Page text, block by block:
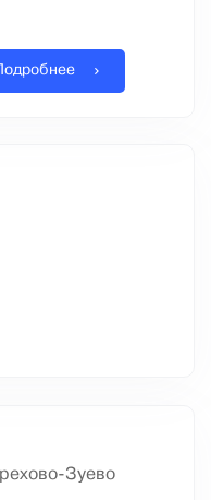
Подробнее
Зуево